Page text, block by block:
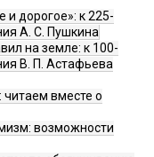
и дорогое»: к 225-
А. С. Пушкина
на земле: к 100-
В. П. Астафьева
читаем вместе о
возможности